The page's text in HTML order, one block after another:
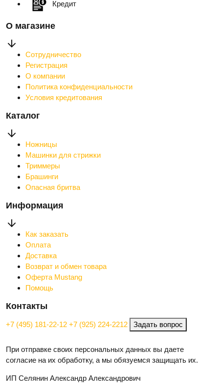
Кредит
О магазине
Сотрудничество
Регистрация
О компании
Политика конфиденциальности
Условия кредитования
Каталог
Ножницы
Машинки для стрижки
Триммеры
Брашинги
Опасная бритва
Информация
Как заказать
Оплата
Доставка
Возврат и обмен товара
Оферта Mustang
Помощь
Контакты
+7 (495) 181-22-12 +7 (925) 224-2212 Задать вопрос
При отправке своих персональных данных вы даете
согласие на их обработку, а мы обязуемся защищать их.
ИП Селянин Александр Александрович